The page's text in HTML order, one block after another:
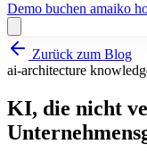
Demo buchen amaiko
amaiko holen Demo
Zurück zum Blog
ai-architecture
KI, die nicht